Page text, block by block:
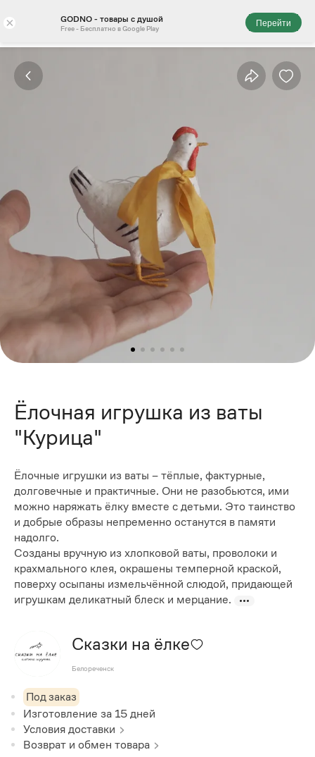
× GODNO - товары с душой
Free - Бесплатно в Google Play
Перейти
Ёлочная игрушка из ваты
"Курица"
Ёлочные игрушки из ваты – тёплые, фактурные,
долговечные и практичные. Они не разобьются, ими
можно наряжать ёлку вместе с детьми. Это таинство
и добрые образы непременно останутся в памяти
надолго.
Созданы вручную из хлопковой ваты, проволоки и
крахмального клея, окрашены темперной краской,
поверху осыпаны измельчённой слюдой, придающей
игрушкам деликатный блеск и мерцание.
Сказки на ёлке
Белореченск
Под заказ
Изготовление за 15 дней
Условия доставки
Возврат и обмен товара